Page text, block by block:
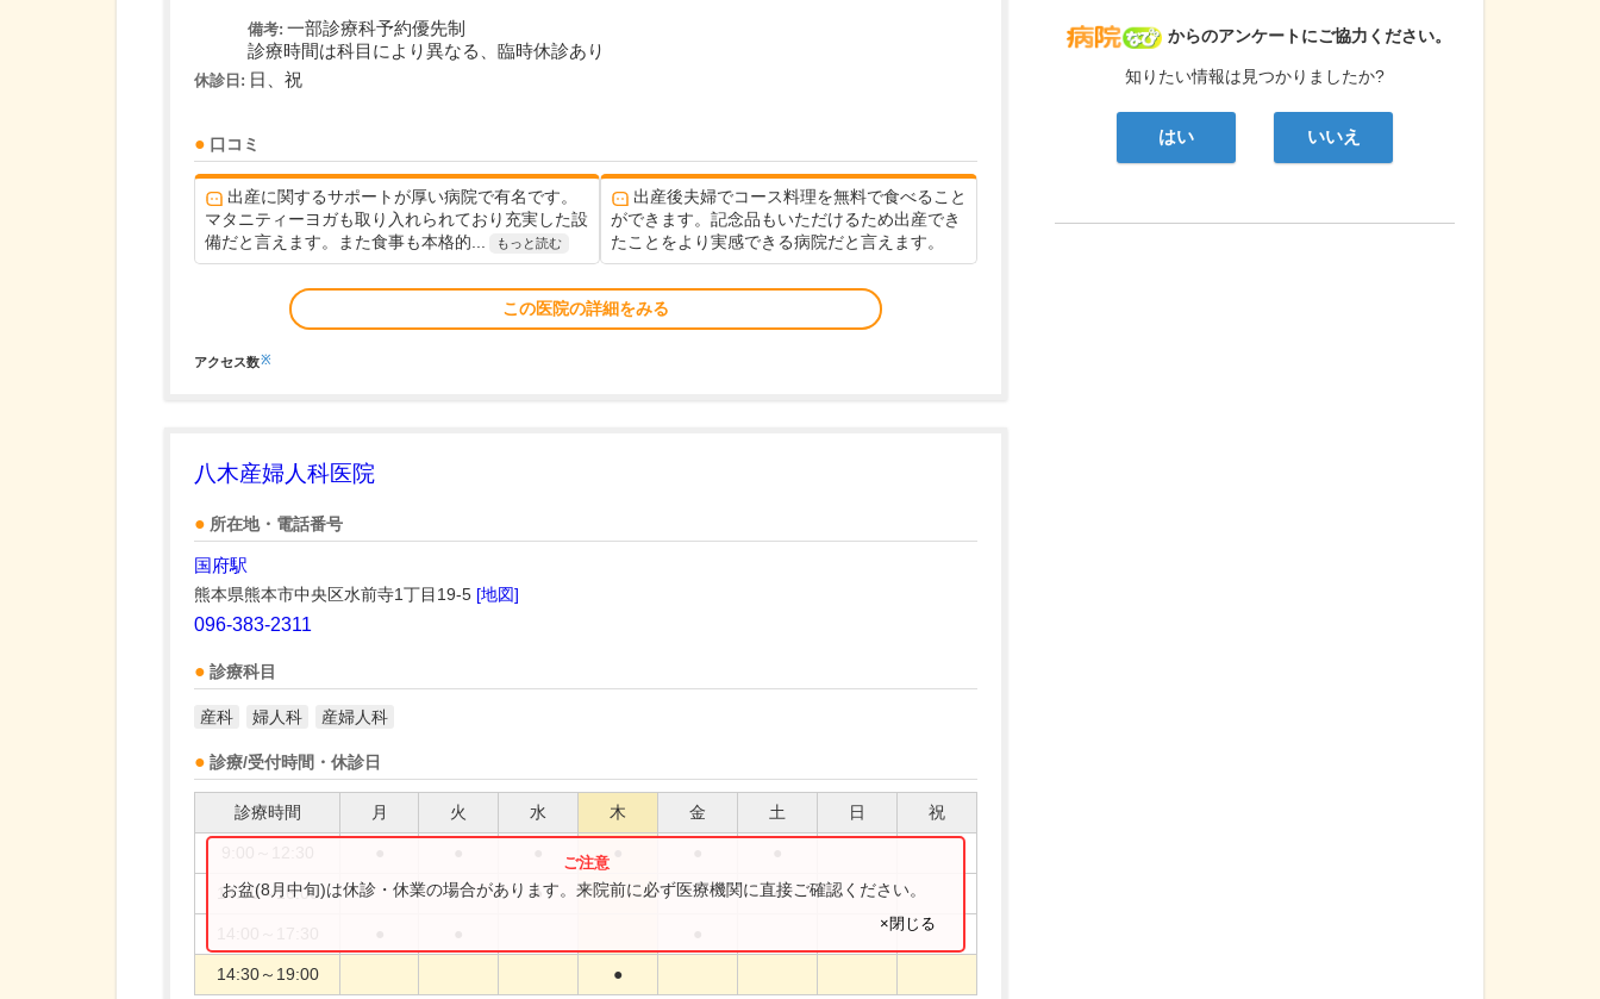
備考: 一部診療科予約優先制
診療時間は科目により異なる、臨時休診あり
休診日: 日、祝
口コミ
出産に関するサポートが厚い病院で有名です。
マタニティーヨガも取り入れられており充実した設
備だと言えます。また食事も本格的...
もっと読む
出産後夫婦でコース料理を無料で食べること
ができます。記念品もいただけるため出産でき
たことをより実感できる病院だと言えます。
この医院の詳細をみる
アクセス数※
八木産婦人科医院
所在地・電話番号
国府駅
熊本県熊本市中央区水前寺1丁目19-5 [地図]
096-383-2311
診療科目
産科 婦人科 産婦人科
診療/受付時間・休診日
診療時間 月 火 水 木 金 土 日 祝
14:00～16:00 ● ●
14:30～19:00 ●
お盆(8月中旬)は休診・休業の場合があります。来院前に必ず医療機関に直接ご確認ください。
×閉じる
病院なび
からのアンケートにご協力ください。
知りたい情報は見つかりましたか?
はい いいえ